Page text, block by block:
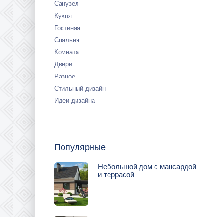
Санузел
Кухня
Гостиная
Спальня
Комната
Двери
Разное
Стильный дизайн
Идеи дизайна
Популярные
Небольшой дом с мансардой
и террасой